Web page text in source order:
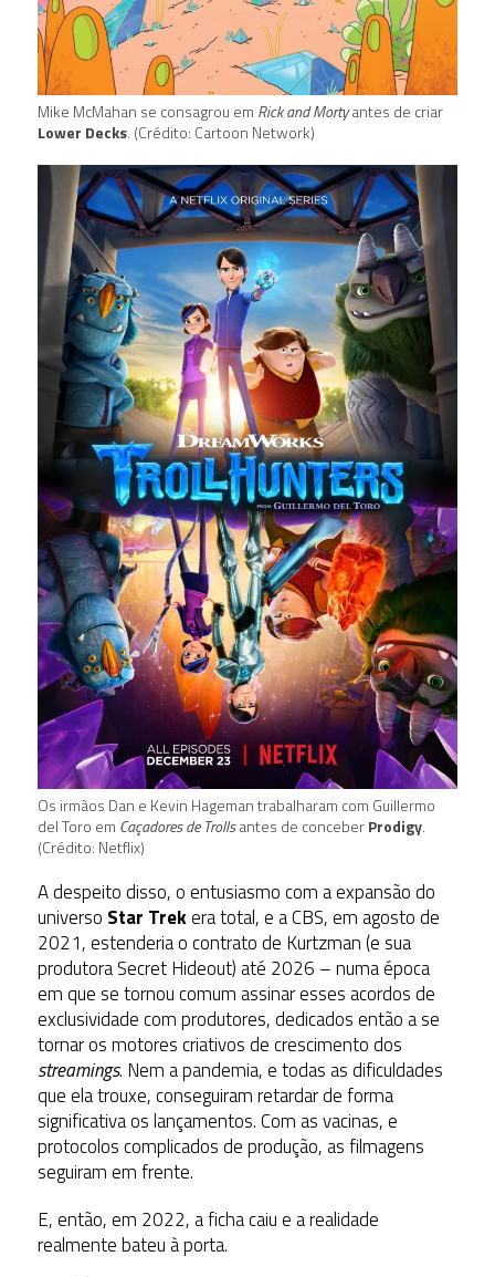
Mike McMahan se consagrou em Rick and Mortyantes de criar
Lower Decks. (Crédito: Cartoon Network)
Os irmãos Dan e Kevin Hageman trabalharam com Guillermo
del Toro em Caçadores de Trollsantes de conceberProdigy.
(Crédito: Netflix)
A despeito disso, o entusiasmo com a expansão do
universo Star Trekera total, e a CBS, em agosto de
2021, estenderia o contrato de Kurtzman (e sua
produtora Secret Hideout) até 2026 – numa época
em que se tornou comum assinar esses acordos de
exclusividade com produtores, dedicados então a se
tornar os motores criativos de crescimento dos
streamings. Nem a pandemia, e todas as dificuldades
que ela trouxe, conseguiram retardar de forma
significativa os lançamentos. Com as vacinas, e
protocolos complicados de produção, as filmagens
seguiram em frente.
E, então, em 2022, a ficha caiu e a realidade
realmente bateu à porta.